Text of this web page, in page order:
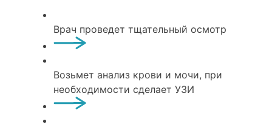
Врач проведет тщательный осмотр
Возьмет анализ крови и мочи, при
необходимости сделает УЗИ